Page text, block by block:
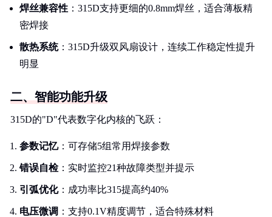
焊丝兼容性 ：315D支持更细的0.8mm焊丝，适合薄板精
密焊接
散热系统：315D升级双风扇设计，连续工作稳定性提升
明显
二、智能功能升级
315D的"D"代表数字化内核的飞跃：
参数记忆：可存储5组常用焊接参数
错误自检：实时监控21种故障类型并提示
引弧优化：成功率比315提高约40%
电压微调 ：支持0.1V精度调节，适合特殊材料